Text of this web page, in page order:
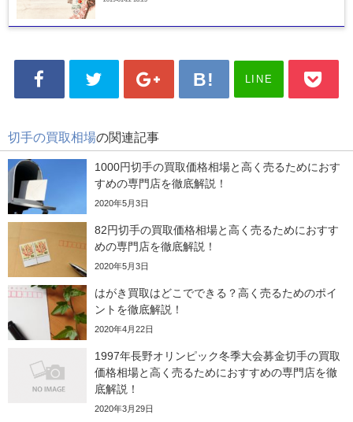
LINE
切手の買取相場の関連記事
1000円切手の買取価格相場と高く売るためにおす
すめの専門店を徹底解説！
2020年5月3日
82円切手の買取価格相場と高く売るためにおすす
めの専門店を徹底解説！
2020年5月3日
はがき買取はどこでできる？高く売るためのポイ
ントを徹底解説！
2020年4月22日
1997年長野オリンピック冬季大会募金切手の買取
価格相場と高く売るためにおすすめの専門店を徹
底解説！
2020年3月29日